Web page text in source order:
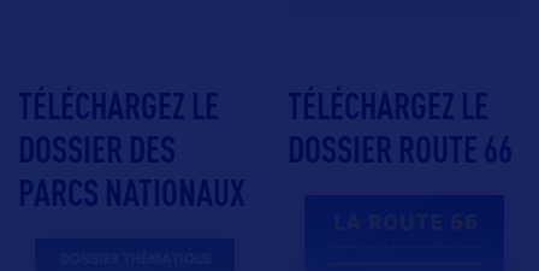
TÉLÉCHARGEZ LE
DOSSIER DES
PARCS NATIONAUX
TÉLÉCHARGEZ LE
DOSSIER ROUTE 66